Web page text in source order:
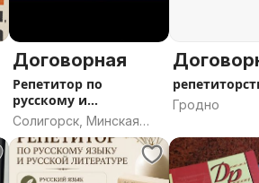
с преподавателем. *Формат
занятия до 4 человек в
онлайн.
Договорная
Репетитор по
русскому и
английскому языкам.
Солигорск, Минская
область
Гродно